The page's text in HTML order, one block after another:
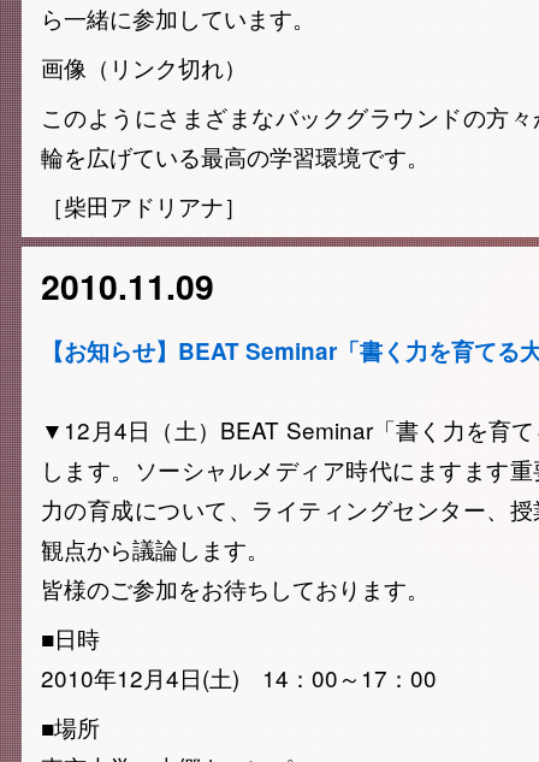
ら一緒に参加しています。
画像（リンク切れ）
このようにさまざまなバックグラウンドの方
輪を広げている最高の学習環境です。
［柴田アドリアナ］
2010.11.09
【お知らせ】BEAT Seminar「書く力を育てる
▼12月4日（土）BEAT Seminar「書く力を育
します。ソーシャルメディア時代にますます
力の育成について、ライティングセンター、
観点から議論します。
皆様のご参加をお待ちしております。
■日時
2010年12月4日(土) 14：00～17：00
■場所